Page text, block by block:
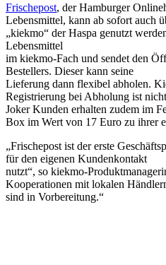
Frischepost, der Hamburger
Lebensmittel, kann ab sofort auch
„kiekmo“ der Haspa genutzt
Lebensmittel
im kiekmo-Fach und sendet den
Bestellers. Dieser kann seine
Lieferung dann flexibel abholen.
Registrierung bei Abholung ist
Joker Kunden erhalten zudem im
Box im Wert von 17 Euro zu ihrer
„Frischepost ist der erste
für den eigenen Kundenkontakt
nutzt“, so kiekmo-
Kooperationen mit lokalen
sind in Vorbereitung.“